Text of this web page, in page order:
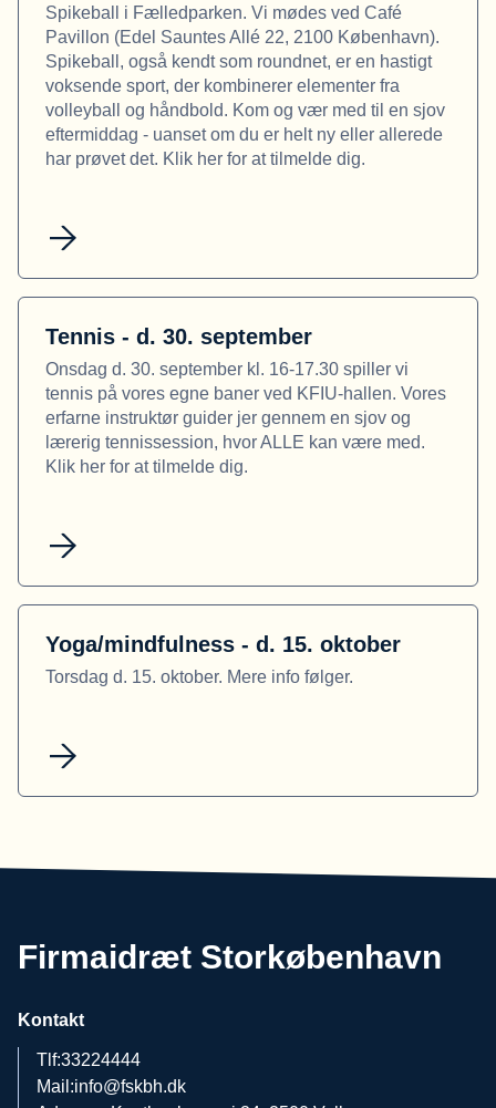
Spikeball i Fælledparken. Vi mødes ved Café
Pavillon (Edel Sauntes Allé 22, 2100 København).
Spikeball, også kendt som roundnet, er en hastigt
voksende sport, der kombinerer elementer fra
volleyball og håndbold. Kom og vær med til en sjov
eftermiddag - uanset om du er helt ny eller allerede
har prøvet det. Klik her for at tilmelde dig.
Tennis - d. 30. september
Onsdag d. 30. september kl. 16-17.30 spiller vi
tennis på vores egne baner ved KFIU‑hallen. Vores
erfarne instruktør guider jer gennem en sjov og
lærerig tennissession, hvor ALLE kan være med.
Klik her for at tilmelde dig.
Yoga/mindfulness - d. 15. oktober
Torsdag d. 15. oktober. Mere info følger.
Firmaidræt Storkøbenhavn
Kontakt
Tlf:33224444
Mail:info@fskbh.dk